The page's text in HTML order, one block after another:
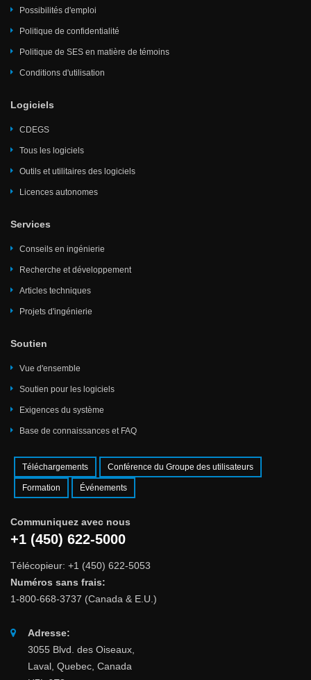
Possibilités d'emploi
Politique de confidentialité
Politique de SES en matière de témoins
Conditions d'utilisation
Logiciels
CDEGS
Tous les logiciels
Outils et utilitaires des logiciels
Licences autonomes
Services
Conseils en ingénierie
Recherche et développement
Articles techniques
Projets d'ingénierie
Soutien
Vue d'ensemble
Soutien pour les logiciels
Exigences du système
Base de connaissances et FAQ
Téléchargements Conférence du Groupe des utilisateurs
Formation Événements
Communiquez avec nous
+1 (450) 622-5000
Télécopieur: +1 (450) 622-5053
Numéros sans frais:
1-800-668-3737 (Canada & E.U.)
Adresse:
3055 Blvd. des Oiseaux,
Laval, Quebec, Canada